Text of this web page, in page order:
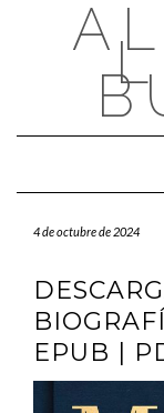
4 de octubre de 2024
EPUB |